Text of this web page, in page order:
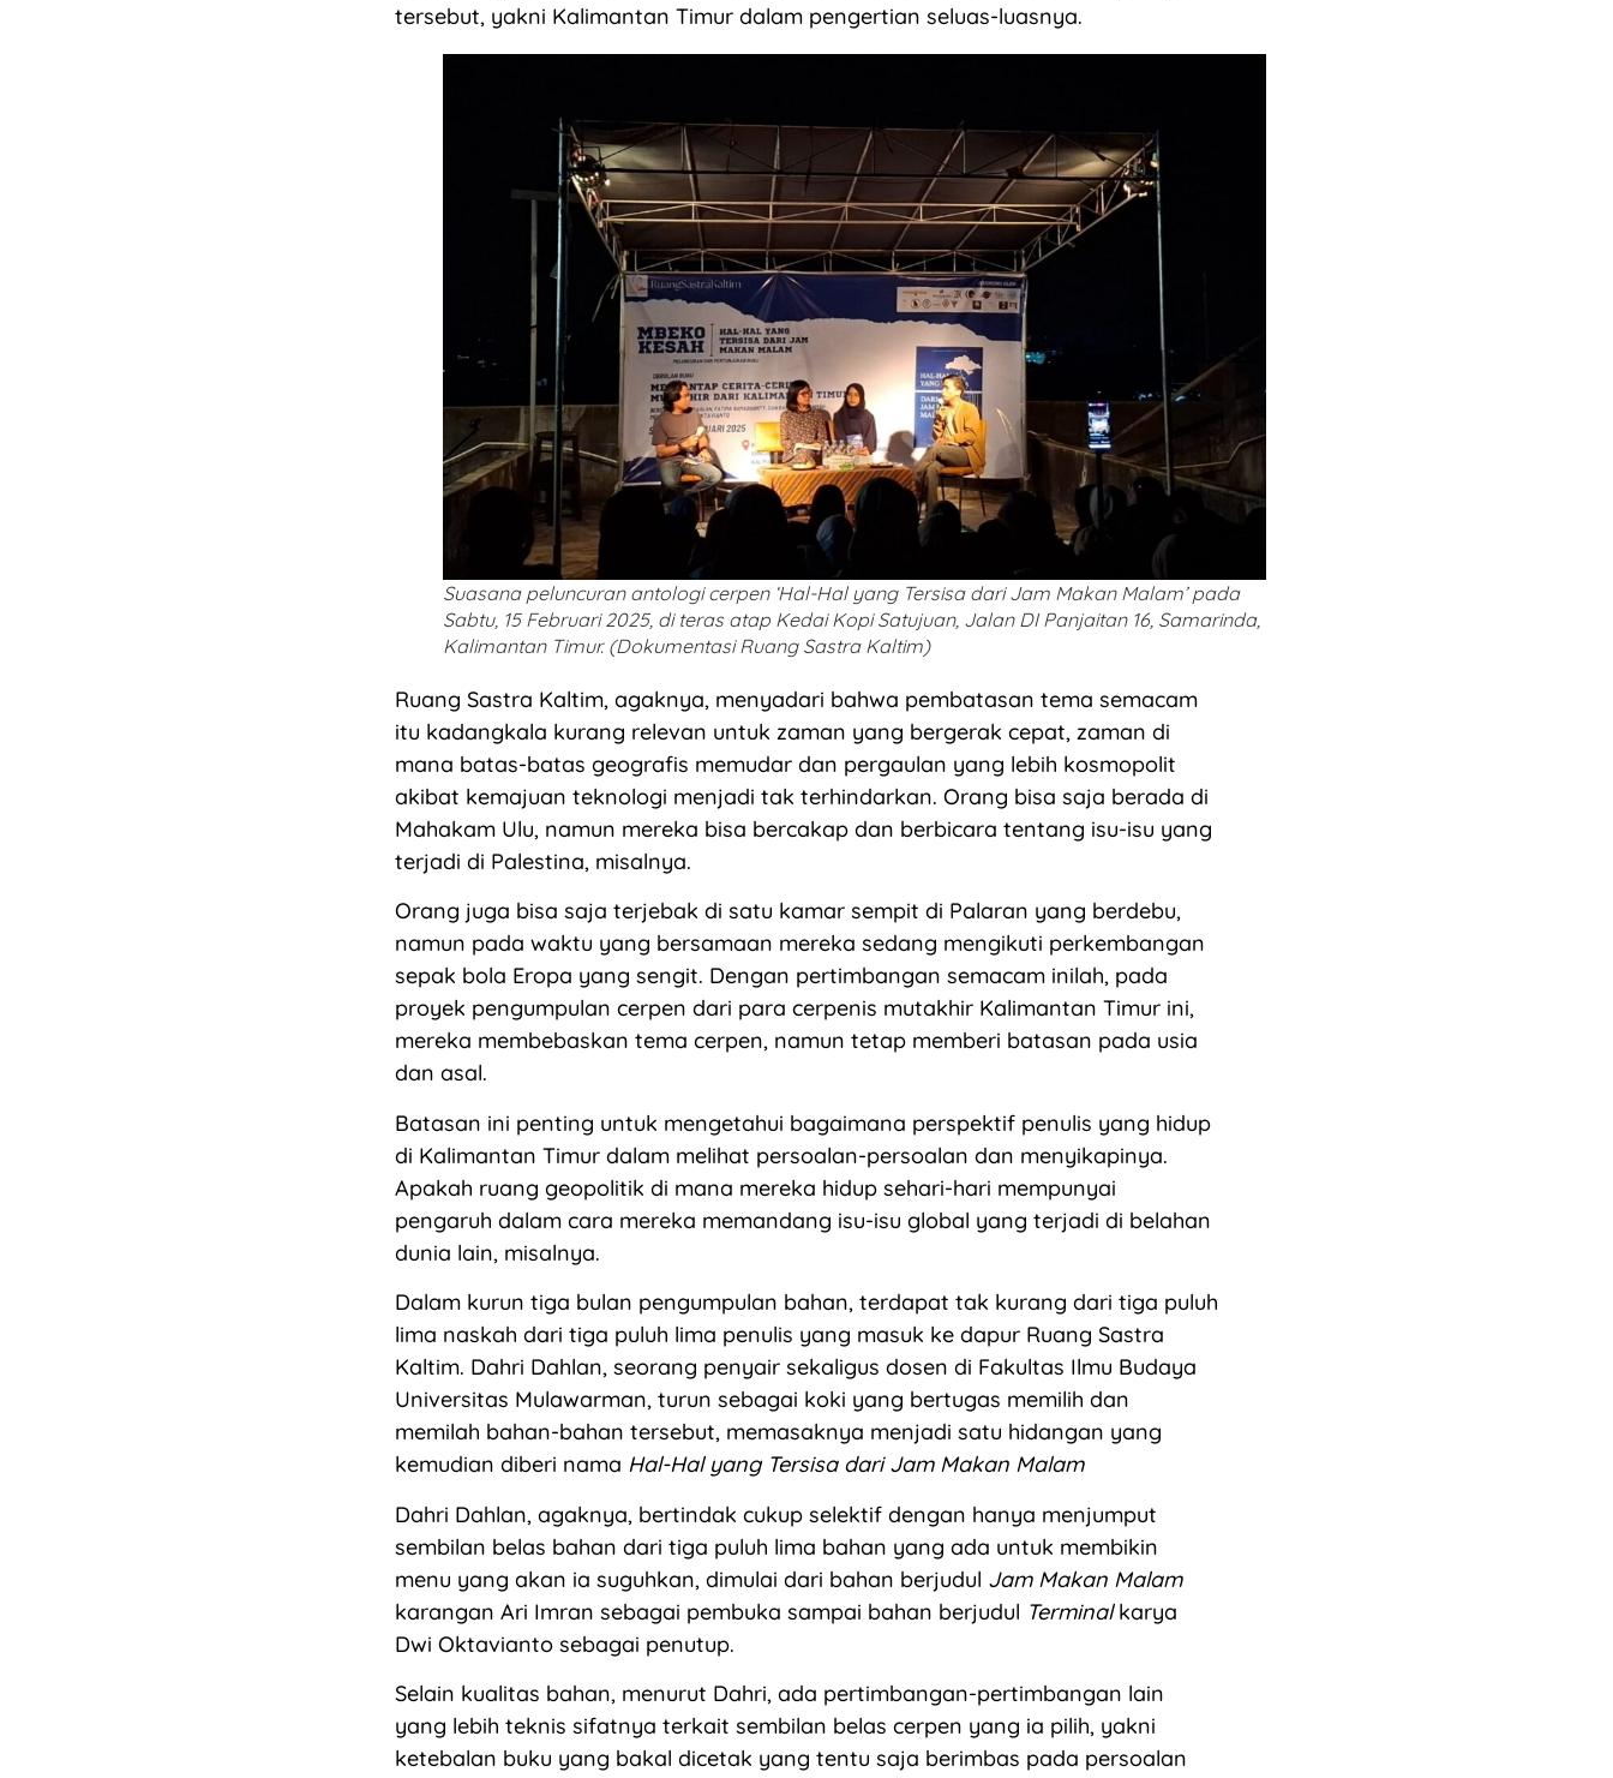
tersebut, yakni Kalimantan Timur dalam pengertian seluas-luasnya.
Suasana peluncuran antologi cerpen ‘Hal-Hal yang Tersisa dari Jam Makan Malam’ pada
Sabtu, 15 Februari 2025, di teras atap Kedai Kopi Satujuan, Jalan DI Panjaitan 16, Samarinda,
Kalimantan Timur. (Dokumentasi Ruang Sastra Kaltim)
Ruang Sastra Kaltim, agaknya, menyadari bahwa pembatasan tema semacam
itu kadangkala kurang relevan untuk zaman yang bergerak cepat, zaman di
mana batas-batas geografis memudar dan pergaulan yang lebih kosmopolit
akibat kemajuan teknologi menjadi tak terhindarkan. Orang bisa saja berada di
Mahakam Ulu, namun mereka bisa bercakap dan berbicara tentang isu-isu yang
terjadi di Palestina, misalnya.
Orang juga bisa saja terjebak di satu kamar sempit di Palaran yang berdebu,
namun pada waktu yang bersamaan mereka sedang mengikuti perkembangan
sepak bola Eropa yang sengit. Dengan pertimbangan semacam inilah, pada
proyek pengumpulan cerpen dari para cerpenis mutakhir Kalimantan Timur ini,
mereka membebaskan tema cerpen, namun tetap memberi batasan pada usia
dan asal.
Batasan ini penting untuk mengetahui bagaimana perspektif penulis yang hidup
di Kalimantan Timur dalam melihat persoalan-persoalan dan menyikapinya.
Apakah ruang geopolitik di mana mereka hidup sehari-hari mempunyai
pengaruh dalam cara mereka memandang isu-isu global yang terjadi di belahan
dunia lain, misalnya.
Dalam kurun tiga bulan pengumpulan bahan, terdapat tak kurang dari tiga puluh
lima naskah dari tiga puluh lima penulis yang masuk ke dapur Ruang Sastra
Kaltim. Dahri Dahlan, seorang penyair sekaligus dosen di Fakultas Ilmu Budaya
Universitas Mulawarman, turun sebagai koki yang bertugas memilih dan
memilah bahan-bahan tersebut, memasaknya menjadi satu hidangan yang
kemudian diberi nama Hal-Hal yang Tersisa dari Jam Makan Malam
Dahri Dahlan, agaknya, bertindak cukup selektif dengan hanya menjumput
sembilan belas bahan dari tiga puluh lima bahan yang ada untuk membikin
menu yang akan ia suguhkan, dimulai dari bahan berjudul Jam Makan Malam
karangan Ari Imran sebagai pembuka sampai bahan berjudul Terminalkarya
Dwi Oktavianto sebagai penutup.
Selain kualitas bahan, menurut Dahri, ada pertimbangan-pertimbangan lain
yang lebih teknis sifatnya terkait sembilan belas cerpen yang ia pilih, yakni
ketebalan buku yang bakal dicetak yang tentu saja berimbas pada persoalan